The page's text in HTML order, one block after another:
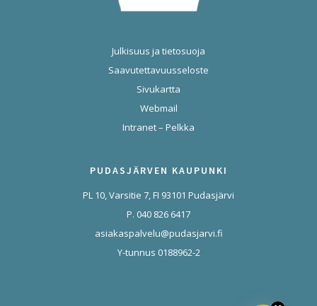
Julkisuus ja tietosuoja
Saavutettavuusseloste
Sivukartta
Webmail
Intranet – Pelkka
PUDASJÄRVEN KAUPUNKI
PL 10, Varsitie 7, FI 93101 Pudasjärvi
P. 040 826 6417
asiakaspalvelu@pudasjarvi.fi
Y-tunnus 0188962-2